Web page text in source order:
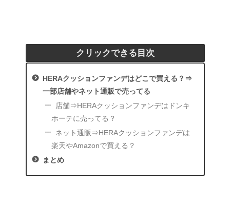
クリックできる目次
HERAクッションファンデはどこで買える？⇒
一部店舗やネット通販で売ってる
店舗⇒HERAクッションファンデはドンキ
ホーテに売ってる？
ネット通販⇒HERAクッションファンデは
楽天やAmazonで買える？
まとめ